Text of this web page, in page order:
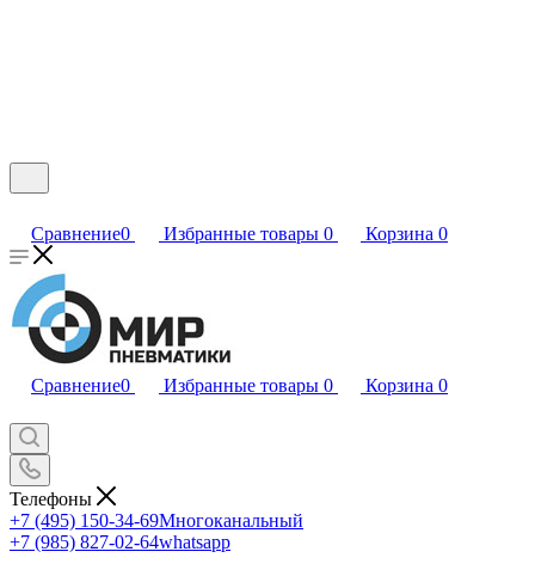
Сравнение0 Избранные товары 0 Корзина 0
Сравнение0 Избранные товары 0 Корзина 0
Телефоны
+7 (495) 150-34-69Многоканальный
+7 (985) 827-02-64whatsapp